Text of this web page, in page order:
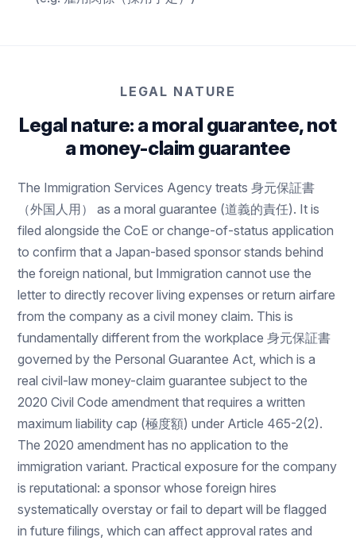
LEGAL NATURE
Legal nature: a moral guarantee, not
a money-claim guarantee
The Immigration Services Agency treats 身元保証書
（外国人用） as a moral guarantee (道義的責任). It is
filed alongside the CoE or change-of-status application
to confirm that a Japan-based sponsor stands behind
the foreign national, but Immigration cannot use the
letter to directly recover living expenses or return airfare
from the company as a civil money claim. This is
fundamentally different from the workplace 身元保証書
governed by the Personal Guarantee Act, which is a
real civil-law money-claim guarantee subject to the
2020 Civil Code amendment that requires a written
maximum liability cap (極度額) under Article 465-2(2).
The 2020 amendment has no application to the
immigration variant. Practical exposure for the company
is reputational: a sponsor whose foreign hires
systematically overstay or fail to depart will be flagged
in future filings, which can affect approval rates and